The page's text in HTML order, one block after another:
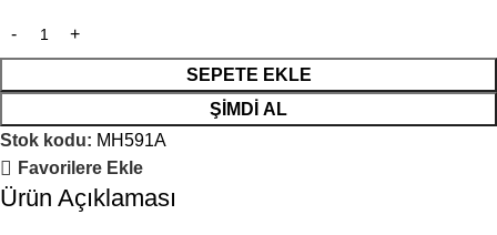
SEPETE EKLE
ŞIMDI AL
Stok kodu: MH591A
Favorilere Ekle
Ürün Açıklaması